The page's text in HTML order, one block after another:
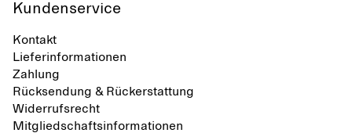
Kundenservice
Kontakt
Lieferinformationen
Zahlung
Rücksendung & Rückerstattung
Widerrufsrecht
Mitgliedschaftsinformationen